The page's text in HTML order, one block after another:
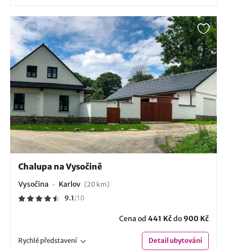
Chalupa na Vysočině
Vysočina Karlov (20 km)
9.1/10
Cena od 441 Kčdo 900 Kč
Rychlépředstavení Detailubytování